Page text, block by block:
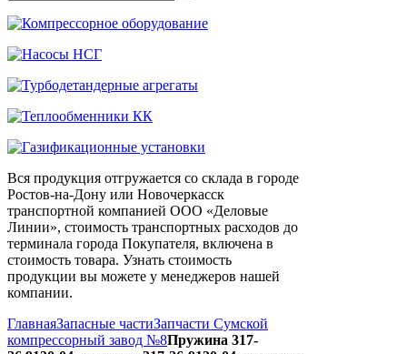
Вся продукция отгружается со склада в городе
Ростов-на-Дону или Новочеркасск
транспортной компанией ООО «Деловые
Линии», стоимость транспортных расходов до
терминала города Покупателя, включена в
стоимость товара. Узнать стоимость
продукции вы можете у менеджеров нашей
компании.
ГлавнаяЗапасные частиЗапчасти Сумской
компрессорный завод №8Пружина 317-